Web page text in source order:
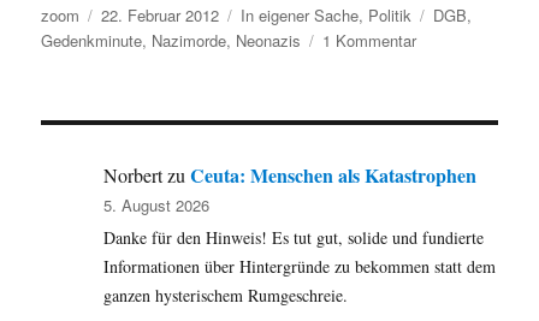
Autor
zoom
Veröffentlicht
am
22. Februar 2012 Kategorien
In eigener Sache, Politik Schlagwörter
DGB,
Gedenkminute, Nazimorde, Neonazis 1 Kommentarzu
um
12:00
Schweigeminute
NorbertzuCeuta: Menschen als Katastrophen
5. August 2026
Danke für den Hinweis! Es tut gut, solide und fundierte
Informationen über Hintergründe zu bekommen statt dem
ganzen hysterischem Rumgeschreie.